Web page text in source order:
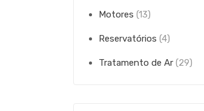
Motores (13)
Reservatórios (4)
Tratamento de Ar (29)